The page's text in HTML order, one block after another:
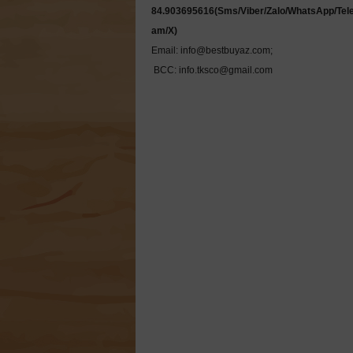
84.903695616(Sms/Viber/Zalo/WhatsApp/
Email: info@bestbuyaz.com;
BCC: info.tksco@gmail.com